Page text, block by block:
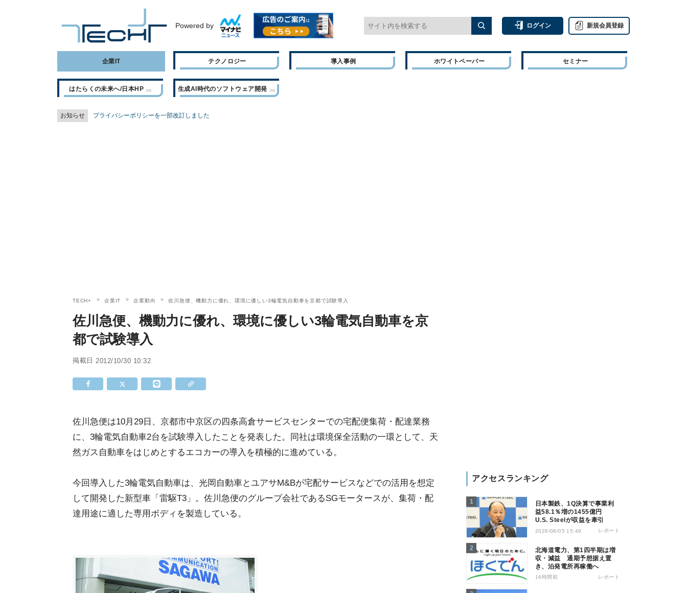
Powered by ログイン 新規会員登録
企業IT テクノロジー 導入事例 ホワイトペーパー セミナー
はたらくの未来へ/日本HP 生成AI時代のソフトウェア開発
お知らせ プライバシーポリシーを一部改訂しました
TECH+ 企業IT 企業動向 佐川急便、機動力に優れ、環境に優しい3輪電気自動車を京都で試験導入
佐川急便、機動力に優れ、環境に優しい3輪電気自動車を京
都で試験導入
掲載日 2012/10/30 10:32
佐川急便は10月29日、京都市中京区の四条高倉サービスセンターでの宅配便集荷・配達業務
に、3輪電気自動車2台を試験導入したことを発表した。同社は環境保全活動の一環として、天
然ガス自動車をはじめとするエコカーの導入を積極的に進めている。
今回導入した3輪電気自動車は、光岡自動車とユアサM&Bが宅配サービスなどでの活用を想定
して開発した新型車「雷駆T3」。佐川急便のグループ会社であるSGモータースが、集荷・配
達用途に適した専用ボディを製造している。
アクセスランキング
日本製鉄、1Q決算で事業利
益58.1％増の1455億円
U.S. Steelが収益を牽引
2026/08/05 15:49 レポート
北海道電力、第1四半期は増
収・減益 通期予想据え置
き、泊発電所再稼働へ
16時間前 レポート